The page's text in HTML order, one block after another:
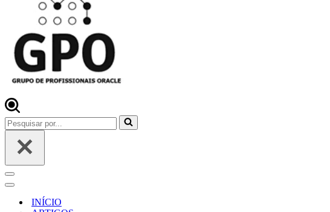
Pesquisar
por...
Menu
de
navegação
Menu
navegaçãoINÍCIO